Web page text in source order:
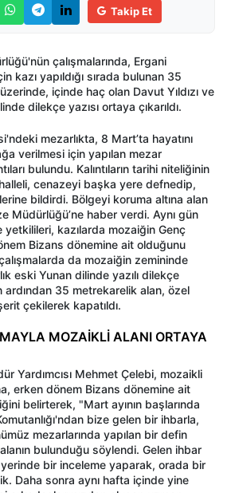
Takip Et
çalışmalarında, Ergani
kazı yapıldığı sırada bulunan 35
içinde haç olan Davut Yıldızı ve
dilekçe yazısı ortaya çıkarıldı.
mezarlıkta, 8 Mart’ta hayatını
verilmesi için yapılan mezar
bulundu. Kalıntıların tarihi niteliğinin
cenazeyi başka yere defnedip,
bildirdi. Bölgeyi koruma altına alan
Müdürlüğü’ne haber verdi. Aynı gün
kazılarda mozaiğin Genç
Bizans dönemine ait olduğunu
da mozaiğin zemininde
eski Yunan dilinde yazılı dilekçe
ardından 35 metrekarelik alan, özel
çekilerek kapatıldı.
MOZAİKLİ ALANI ORTAYA
Yardımcısı Mehmet Çelebi, mozaikli
erken dönem Bizans dönemine ait
belirterek, "Mart ayının başlarında
bize gelen bir ihbarla,
mezarlarında yapılan bir defin
bulunduğu söylendi. Gelen ihbar
bir inceleme yaparak, orada bir
Daha sonra aynı hafta içinde yine